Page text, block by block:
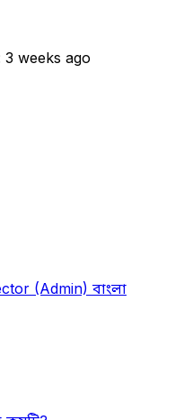
3 weeks ago
(Admin) বাংলা